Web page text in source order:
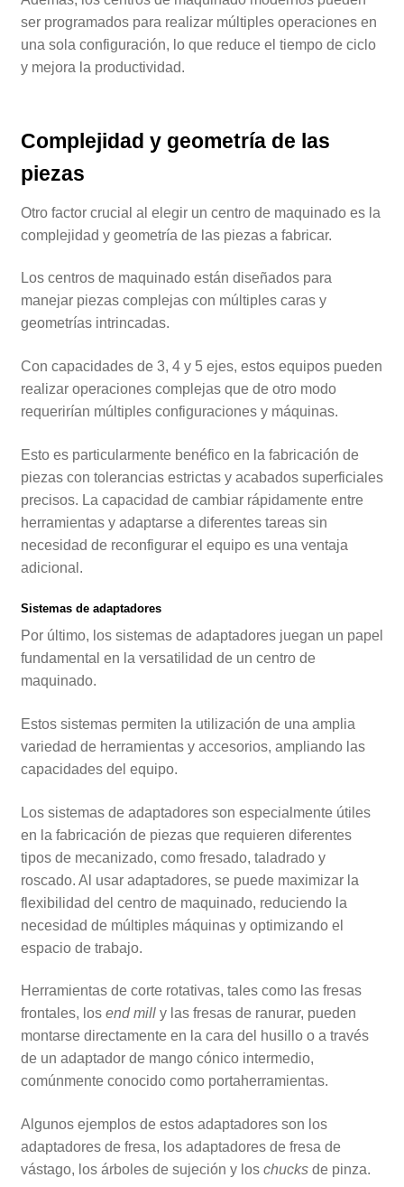
ser programados para realizar múltiples operaciones en
una sola configuración, lo que reduce el tiempo de ciclo
y mejora la productividad.
Complejidad y geometría de las
piezas
Otro factor crucial al elegir un centro de maquinado es la
complejidad y geometría de las piezas a fabricar.
Los centros de maquinado están diseñados para
manejar piezas complejas con múltiples caras y
geometrías intrincadas.
Con capacidades de 3, 4 y 5 ejes, estos equipos pueden
realizar operaciones complejas que de otro modo
requerirían múltiples configuraciones y máquinas.
Esto es particularmente benéfico en la fabricación de
piezas con tolerancias estrictas y acabados superficiales
precisos. La capacidad de cambiar rápidamente entre
herramientas y adaptarse a diferentes tareas sin
necesidad de reconfigurar el equipo es una ventaja
adicional.
Sistemas de adaptadores
Por último, los sistemas de adaptadores juegan un papel
fundamental en la versatilidad de un centro de
maquinado.
Estos sistemas permiten la utilización de una amplia
variedad de herramientas y accesorios, ampliando las
capacidades del equipo.
Los sistemas de adaptadores son especialmente útiles
en la fabricación de piezas que requieren diferentes
tipos de mecanizado, como fresado, taladrado y
roscado. Al usar adaptadores, se puede maximizar la
flexibilidad del centro de maquinado, reduciendo la
necesidad de múltiples máquinas y optimizando el
espacio de trabajo.
Herramientas de corte rotativas, tales como las fresas
frontales, los end milly las fresas de ranurar, pueden
montarse directamente en la cara del husillo o a través
de un adaptador de mango cónico intermedio,
comúnmente conocido como portaherramientas.
Algunos ejemplos de estos adaptadores son los
adaptadores de fresa, los adaptadores de fresa de
vástago, los árboles de sujeción y los chucksde pinza.